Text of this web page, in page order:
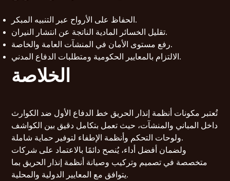
الحفاظ على الأرواح عبر التنبيه المبكر.
تقليل الخسائر المادية الناتجة عن انتشار النيران.
رفع مستوى الأمان في المنشآت العامة والخاصة.
الالتزام بالمعايير الحكومية ومتطلبات الدفاع المدني.
الخلاصة
تُعتبر مكونات أنظمة إنذار الحريق خط الدفاع الأول ضد الكوارث
داخل المباني والمنشآت، حيث تعمل بتكامل دقيق بين الكواشف
ولوحات التحكم وأنظمة الإطفاء لتوفير حماية شاملة.
ولضمان أفضل أداء، يُنصح دائمًا بالاعتماد على شركات
متخصصة في تصميم وتركيب وصيانة أنظمة إنذار الحريق بما
يتوافق مع المعايير الدولية والمحلية.